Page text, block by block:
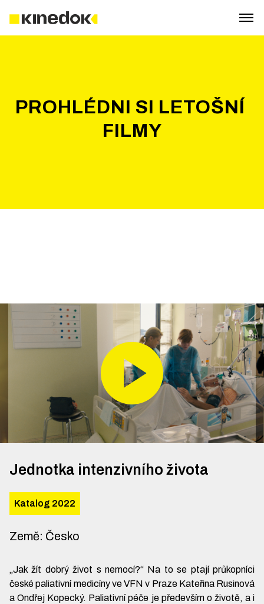
PROHLÉDNI SI LETOŠNÍ
FILMY
Jednotka intenzivního života
Katalog 2022
Země: Česko
„Jak žít dobrý život s nemocí?“ Na to se ptají průkopníci
české paliativní medicíny ve VFN v Praze Kateřina Rusinová
a Ondřej Kopecký. Paliativní péče je především o životě, a i